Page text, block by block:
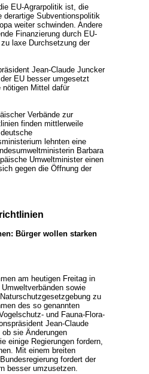
EU-Agrarpolitik ist, die
derartige Subventionspolitik
weiter schwinden. Andere
Finanzierung durch EU-
laxe Durchsetzung der
Jean-Claude Juncker
EU besser umgesetzt
nötigen Mittel dafür
Verbände zur
finden mittlerweile
lehnten eine
Barbara
Umweltminister einen
gegen die Öffnung der
Bürger wollen starken
am heutigen Freitag in
sowie
zu
des so genannten
und Fauna-Flora-
Jean-Claude
sie Änderungen
einige Regierungen fordern,
Mit einem breiten
fordert der
besser umzusetzen.